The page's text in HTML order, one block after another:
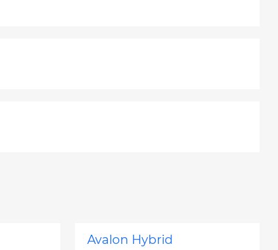
Avalon Hybrid